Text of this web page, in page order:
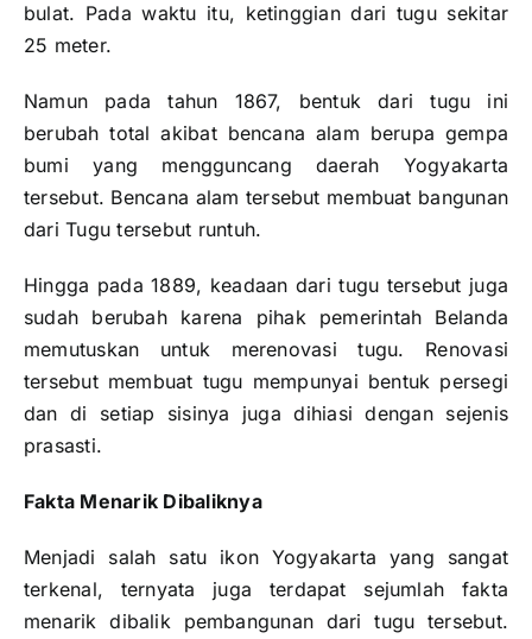
bulat. Pada waktu itu, ketinggian dari tugu sekitar
25 meter.
Namun pada tahun 1867, bentuk dari tugu ini
berubah total akibat bencana alam berupa gempa
bumi yang mengguncang daerah Yogyakarta
tersebut. Bencana alam tersebut membuat bangunan
dari Tugu tersebut runtuh.
Hingga pada 1889, keadaan dari tugu tersebut juga
sudah berubah karena pihak pemerintah Belanda
memutuskan untuk merenovasi tugu. Renovasi
tersebut membuat tugu mempunyai bentuk persegi
dan di setiap sisinya juga dihiasi dengan sejenis
prasasti.
Fakta Menarik Dibaliknya
Menjadi salah satu ikon Yogyakarta yang sangat
terkenal, ternyata juga terdapat sejumlah fakta
menarik dibalik pembangunan dari tugu tersebut.